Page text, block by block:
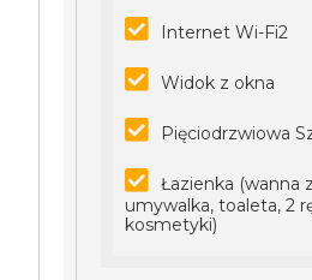
Internet Wi-Fi2
Widok z okna
Pięciodrzwiowa
Łazienka (wanna
umywalka, toaleta, 2
kosmetyki)